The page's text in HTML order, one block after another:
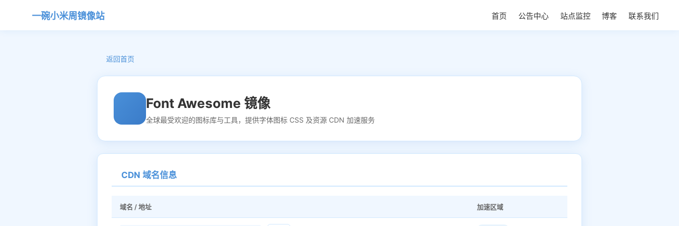
一碗小米周镜像站 首页 公告中心 站点监控 博客 联系我们
返回首页
Font Awesome 镜像
全球最受欢迎的图标库与工具，提供字体图标 CSS 及资源 CDN 加速服务
CDN 域名信息
域名 / 地址 加速区域